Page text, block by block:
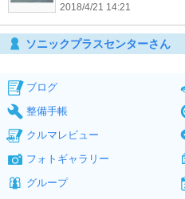
2018/4/21 14:21
ソニックプラスセンターさん
ブログ
整備手帳
クルマレビュー
フォトギャラリー
グループ